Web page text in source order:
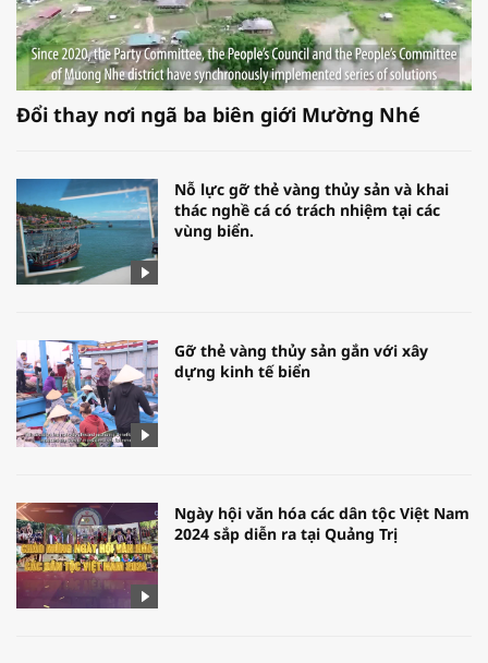
Đổi thay nơi ngã ba biên giới Mường Nhé
Nỗ lực gỡ thẻ vàng thủy sản và khai
thác nghề cá có trách nhiệm tại các
vùng biển.
Gỡ thẻ vàng thủy sản gắn với xây
dựng kinh tế biển
Ngày hội văn hóa các dân tộc Việt Nam
2024 sắp diễn ra tại Quảng Trị